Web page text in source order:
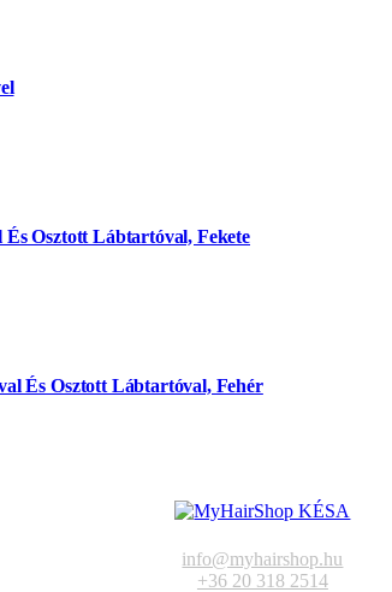
Osztott Lábtartóval, Fekete
És Osztott Lábtartóval, Fehér
info@myhairshop.hu
+36 20 318 2514